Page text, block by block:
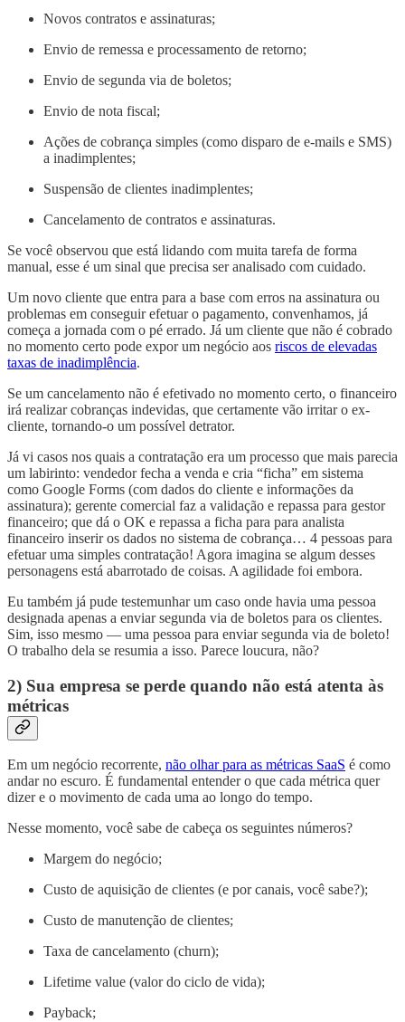
Novos contratos e assinaturas;
Envio de remessa e processamento de retorno;
Envio de segunda via de boletos;
Envio de nota fiscal;
Ações de cobrança simples (como disparo de e-mails e SMS)
a inadimplentes;
Suspensão de clientes inadimplentes;
Cancelamento de contratos e assinaturas.
Se você observou que está lidando com muita tarefa de forma
manual, esse é um sinal que precisa ser analisado com cuidado.
Um novo cliente que entra para a base com erros na assinatura ou
problemas em conseguir efetuar o pagamento, convenhamos, já
começa a jornada com o pé errado. Já um cliente que não é cobrado
no momento certo pode expor um negócio aos riscos de elevadas
taxas de inadimplência.
Se um cancelamento não é efetivado no momento certo, o financeiro
irá realizar cobranças indevidas, que certamente vão irritar o ex-
cliente, tornando-o um possível detrator.
Já vi casos nos quais a contratação era um processo que mais parecia
um labirinto: vendedor fecha a venda e cria “ficha” em sistema
como Google Forms (com dados do cliente e informações da
assinatura); gerente comercial faz a validação e repassa para gestor
financeiro; que dá o OK e repassa a ficha para para analista
financeiro inserir os dados no sistema de cobrança… 4 pessoas para
efetuar uma simples contratação! Agora imagina se algum desses
personagens está abarrotado de coisas. A agilidade foi embora.
Eu também já pude testemunhar um caso onde havia uma pessoa
designada apenas a enviar segunda via de boletos para os clientes.
Sim, isso mesmo — uma pessoa para enviar segunda via de boleto!
O trabalho dela se resumia a isso. Parece loucura, não?
2) Sua empresa se perde quando não está atenta às
métricas
Em um negócio recorrente, não olhar para as métricas SaaS é como
andar no escuro. É fundamental entender o que cada métrica quer
dizer e o movimento de cada uma ao longo do tempo.
Nesse momento, você sabe de cabeça os seguintes números?
Margem do negócio;
Custo de aquisição de clientes (e por canais, você sabe?);
Custo de manutenção de clientes;
Taxa de cancelamento (churn);
Lifetime value (valor do ciclo de vida);
Payback;